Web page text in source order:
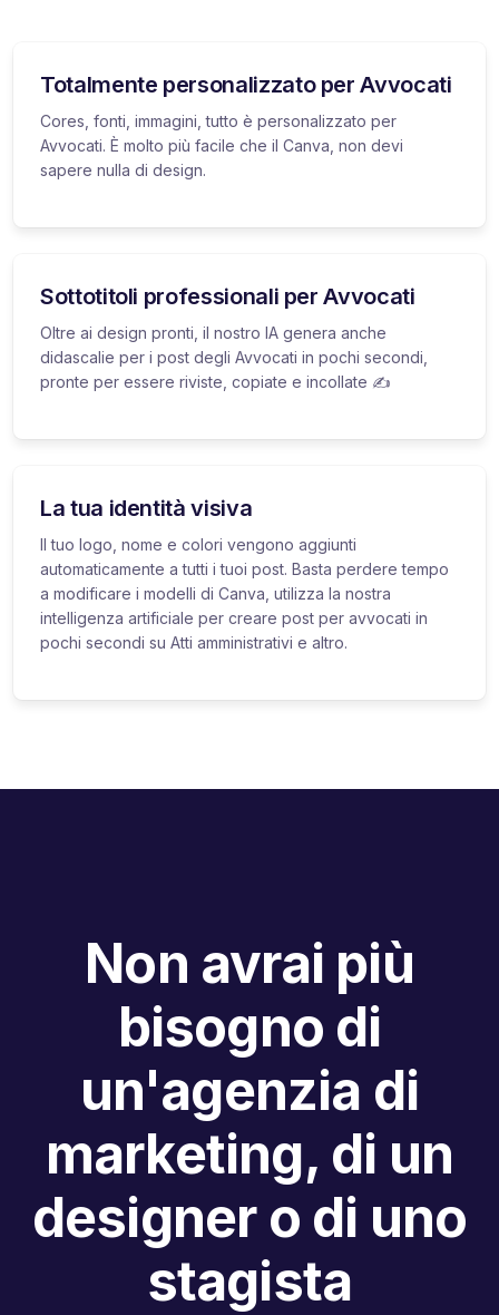
Totalmente personalizzato per Avvocati
Cores, fonti, immagini, tutto è personalizzato per
Avvocati. È molto più facile che il Canva, non devi
sapere nulla di design.
Sottotitoli professionali per Avvocati
Oltre ai design pronti, il nostro IA genera anche
didascalie per i post degli Avvocati in pochi secondi,
pronte per essere riviste, copiate e incollate ✍️
La tua identità visiva
Il tuo logo, nome e colori vengono aggiunti
automaticamente a tutti i tuoi post. Basta perdere tempo
a modificare i modelli di Canva, utilizza la nostra
intelligenza artificiale per creare post per avvocati in
pochi secondi su Atti amministrativi e altro.
Non avrai più
bisogno di
un'agenzia di
marketing, di un
designer o di uno
stagista